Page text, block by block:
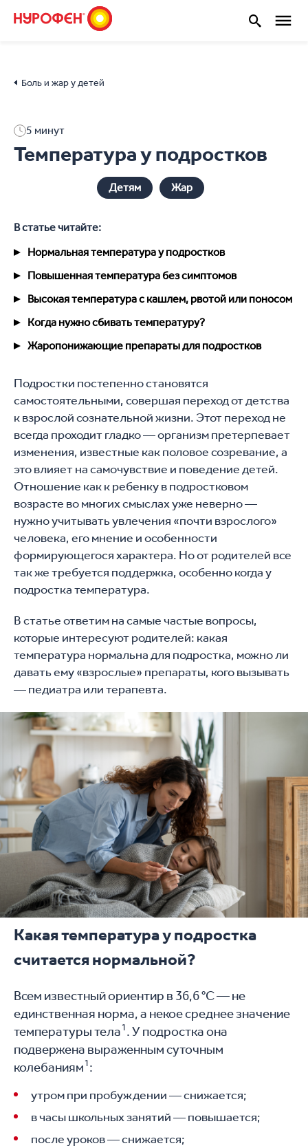
Боль и жар у детей
5 минут
Температура у подростков
Детям Жар
В статье читайте:
Нормальная температура у подростков
Повышенная температура без симптомов
Высокая температура с кашлем, рвотой или поносом
Когда нужно сбивать температуру?
Жаропонижающие препараты для подростков
Подростки постепенно становятся
самостоятельными, совершая переход от детства
к взрослой сознательной жизни. Этот переход не
всегда проходит гладко — организм претерпевает
изменения, известные как половое созревание, а
это влияет на самочувствие и поведение детей.
Отношение как к ребенку в подростковом
возрасте во многих смыслах уже неверно —
нужно учитывать увлечения «почти взрослого»
человека, его мнение и особенности
формирующегося характера. Но от родителей все
так же требуется поддержка, особенно когда у
подростка температура.
В статье ответим на самые частые вопросы,
которые интересуют родителей: какая
температура нормальна для подростка, можно ли
давать ему «взрослые» препараты, кого вызывать
— педиатра или терапевта.
Какая температура у подростка
считается нормальной?
Всем известный ориентир в 36,6 °C — не
единственная норма, а некое среднее значение
температуры тела1. У подростка она
подвержена выраженным суточным
колебаниям1:
утром при пробуждении — снижается;
в часы школьных занятий — повышается;
после уроков — снижается;